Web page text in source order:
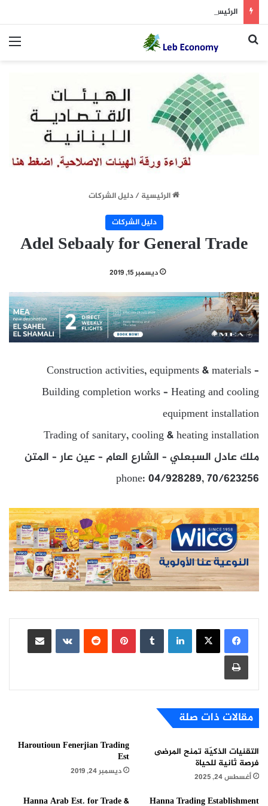
بحث عن
الرئيسية/دليل الشركات
دليل الشركات
Adel Sebaaly for General Trade
ديسمبر 15, 2019
Construction activities, equipments & materials –
Building completion works – Heating and cooling
equipment installation
Trading of sanitary, cooling & heating installation
ملك عادل السبعلي – الشارع العام – عين عار – المتن
phone: 04/928289, 70/623256
لينكدإن بينتيريست
مشاركة عبر البريد
طباعة
مقالات ذات صلة
التقنيات الذكيّة تمنح المرضى
فرصة ثانية للحياة
أغسطس 24, 2025
Haroutioun Fenerjian Trading
Est
ديسمبر 24, 2019
Hanna Trading Establishment
Hanna Arab Est. for Trade &